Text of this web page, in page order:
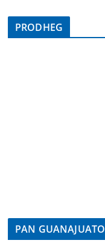
PRODHEG
PAN GUANAJUATO